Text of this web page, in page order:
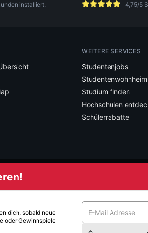
dich, sobald neue
oder Gewinnspiele
installiert. 4,75/5
WEITERE SERVICES
Studentenjobs
Studium finden
Hochschulen
Schülerrabatte
verpasse keine Deals mehr.